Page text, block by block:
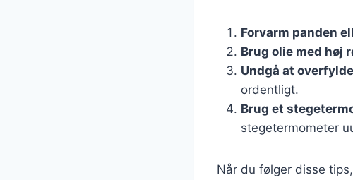
Forvarm panden
Brug olie med høj
Undgå at
ordentligt.
Brug et
stegetermometer
Når du følger disse